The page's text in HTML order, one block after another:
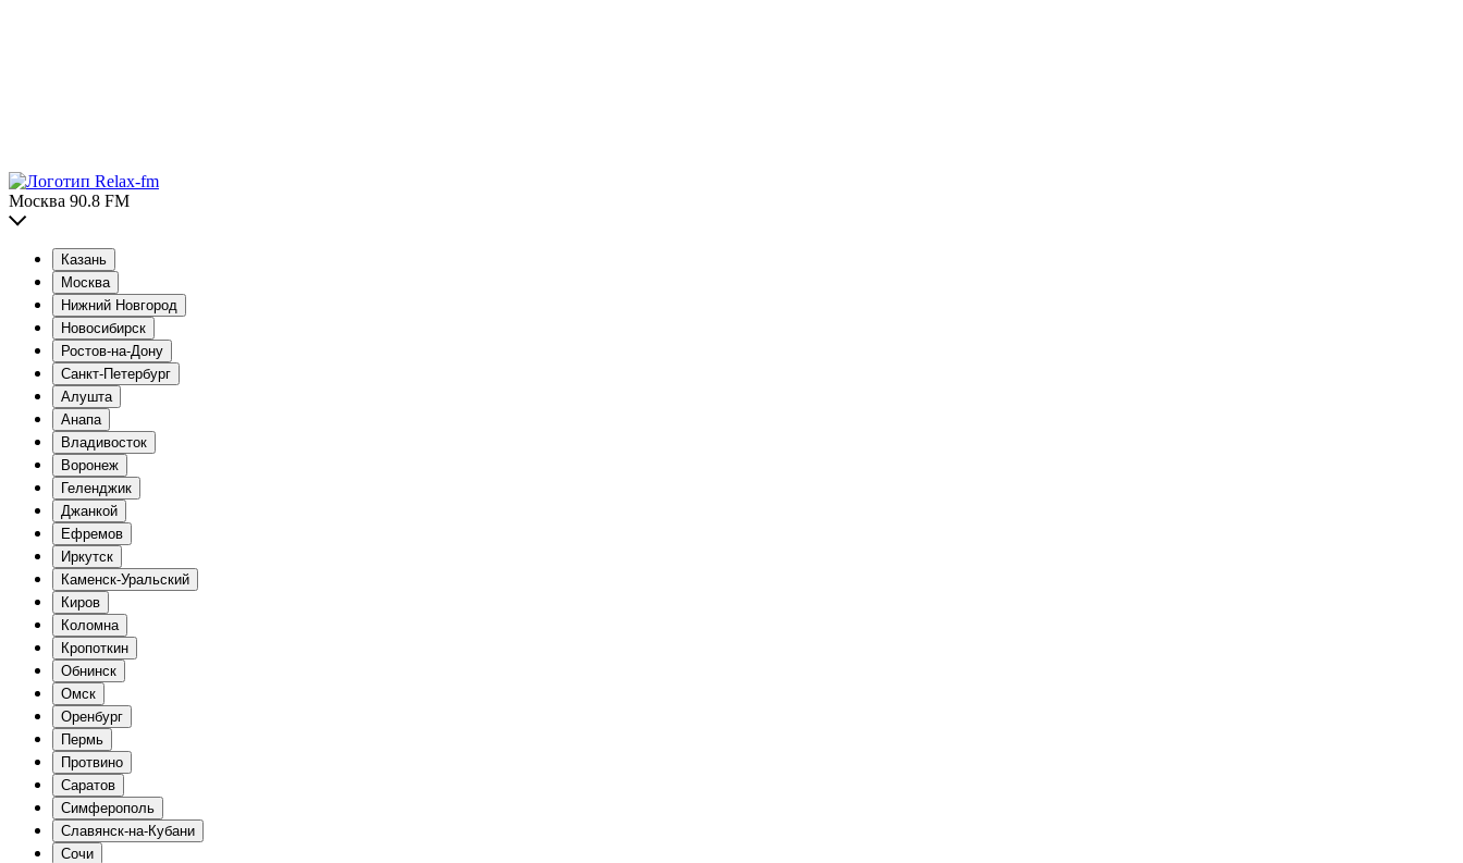
Москва 90.8 FM
Казань
Москва
Нижний Новгород
Новосибирск
Ростов-на-Дону
Санкт-Петербург
Алушта
Анапа
Владивосток
Воронеж
Геленджик
Джанкой
Ефремов
Иркутск
Каменск-Уральский
Киров
Коломна
Кропоткин
Обнинск
Омск
Оренбург
Пермь
Протвино
Саратов
Симферополь
Славянск-на-Кубани
Сочи